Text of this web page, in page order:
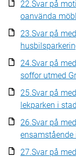
22.Svar på
oanvända
23.Svar på
24.Svar på
soffor utmed
25.Svar på
lekparken i
26.Svar på
ensamstående
27.Svar på